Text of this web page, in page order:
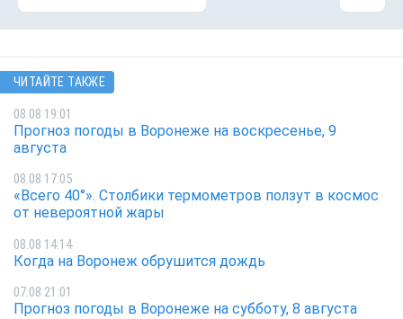
ЧИТАЙТЕ ТАКЖЕ
08.08 19:01
Прогноз погоды в Воронеже на воскресенье, 9
августа
08.08 17:05
«Всего 40°». Столбики термометров ползут в космос
от невероятной жары
08.08 14:14
Когда на Воронеж обрушится дождь
07.08 21:01
Прогноз погоды в Воронеже на субботу, 8 августа